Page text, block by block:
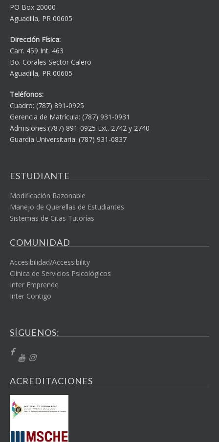
PO Box 20000
Aguadilla, PR 00605
Dirección Física:
Carr. 459 Int. 463
Bo. Corales Sector Calero
Aguadilla, PR 00605
Teléfonos:
Cuadro: (787) 891-0925
Gerencia de Matrícula: (787) 931-0931
Admisiones:(787) 891-0925 Ext. 2742 y 2740
Guardía Universitaria: (787) 931-0837
ESTUDIANTE
Modificación Razonable
Manejo de Querellas de Estudiantes
Sistemas de Citas Tutorías
COMUNIDAD
Accesibilidad/Accessibility
Clínica de Servicios Psicológicos
Inter Emprende
Inter Contigo
SÍGUENOS:
ACREDITACIONES